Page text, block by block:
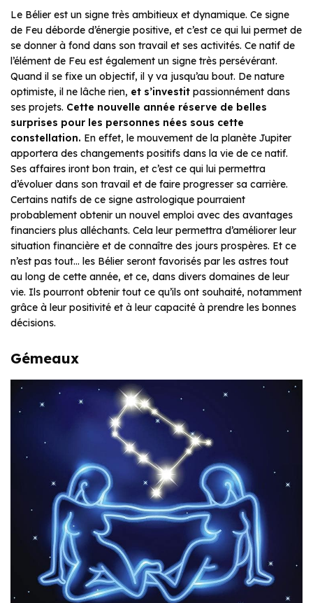
Le Bélier est un signe très ambitieux et dynamique. Ce signe
de Feu déborde d’énergie positive, et c’est ce qui lui permet de
se donner à fond dans son travail et ses activités. Ce natif de
l’élément de Feu est également un signe très persévérant.
Quand il se fixe un objectif, il y va jusqu’au bout. De nature
optimiste, il ne lâche rien, et s’investit passionnément dans
ses projets. Cette nouvelle année réserve de belles
surprises pour les personnes nées sous cette
constellation. En effet, le mouvement de la planète Jupiter
apportera des changements positifs dans la vie de ce natif.
Ses affaires iront bon train, et c’est ce qui lui permettra
d’évoluer dans son travail et de faire progresser sa carrière.
Certains natifs de ce signe astrologique pourraient
probablement obtenir un nouvel emploi avec des avantages
financiers plus alléchants. Cela leur permettra d’améliorer leur
situation financière et de connaître des jours prospères. Et ce
n’est pas tout… les Bélier seront favorisés par les astres tout
au long de cette année, et ce, dans divers domaines de leur
vie. Ils pourront obtenir tout ce qu’ils ont souhaité, notamment
grâce à leur positivité et à leur capacité à prendre les bonnes
décisions.
Gémeaux